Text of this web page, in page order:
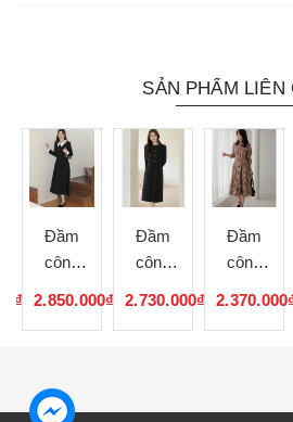
SẢN PHẨM LIÊN
Đầm
công
2.850.000₫
Đầm
công
2.730.000₫
Đầm
công